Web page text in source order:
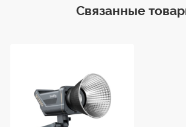
пиновый XLR.
потока
15 ° - 60 °
Связанные